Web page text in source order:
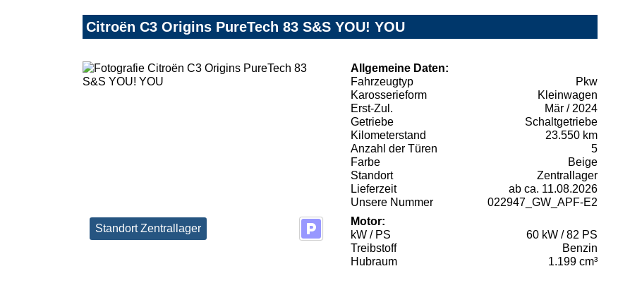
Citroën C3 Origins PureTech 83 S&S YOU! YOU
Standort Zentrallager
Allgemeine Daten:
Fahrzeugtyp
Pkw
Karosserieform
Kleinwagen
Erst-Zul.
Mär / 2024
Getriebe
Schaltgetriebe
Kilometerstand
23.550 km
Anzahl der Türen
5
Farbe
Beige
Standort
Zentrallager
Lieferzeit
ab ca. 11.08.2026
Unsere Nummer
022947_GW_APF-E2
Motor:
kW / PS
60 kW / 82 PS
Treibstoff
Benzin
Hubraum
1.199 cm³